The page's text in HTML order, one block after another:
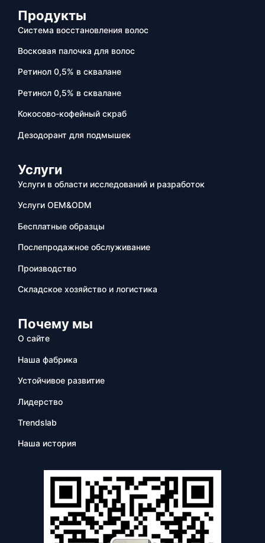
Продукты
Система восстановления волос
Восковая палочка для волос
Ретинол 0,5% в сквалане
Ретинол 0,5% в сквалане
Кокосово-кофейный скраб
Дезодорант для подмышек
Услуги
Услуги в области исследований и разработок
Услуги OEM&ODM
Бесплатные образцы
Послепродажное обслуживание
Производство
Складское хозяйство и логистика
Почему мы
О сайте
Наша фабрика
Устойчивое развитие
Лидерство
Trendslab
Наша история